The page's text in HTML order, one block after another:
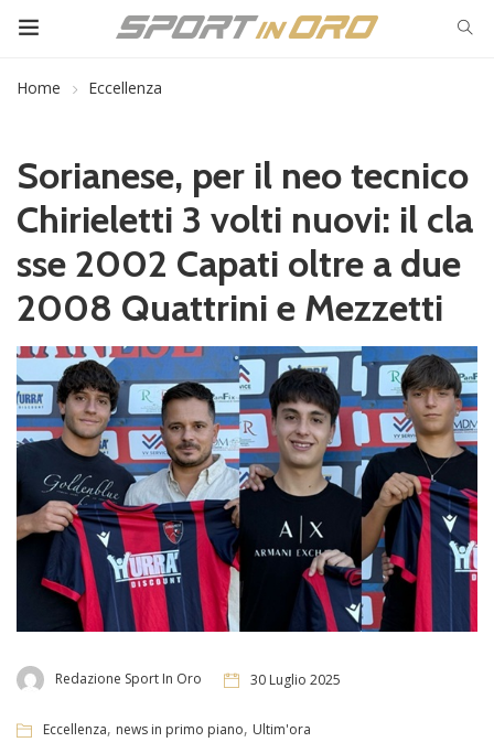
Home Eccellenza
Sorianese, per il neo tecnico
Chirieletti 3 volti nuovi: il cla
sse 2002 Capati oltre a due
2008 Quattrini e Mezzetti
Redazione Sport In Oro 30 Luglio 2025
Eccellenza, news in primo piano, Ultim'ora